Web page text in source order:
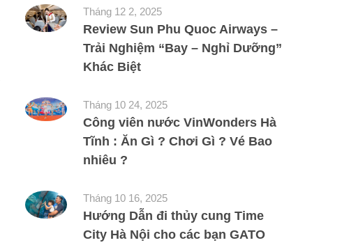
Tháng 12 2, 2025
Review Sun Phu Quoc Airways –
Trải Nghiệm “Bay – Nghỉ Dưỡng”
Khác Biệt
Tháng 10 24, 2025
Công viên nước VinWonders Hà
Tĩnh : Ăn Gì ? Chơi Gì ? Vé Bao
nhiêu ?
Tháng 10 16, 2025
Hướng Dẫn đi thủy cung Time
City Hà Nội cho các bạn GATO